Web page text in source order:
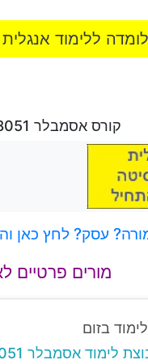
לומדה ללימוד
קורס אסמבלר 8051, שיעורים באסמבלר 8051, לימוד אסמבלר 8051
עסק? לחץ כאן
מורים פרטיים
בזום
לימוד אסמבלר 8051 (נרשמו 2 תלמידים)